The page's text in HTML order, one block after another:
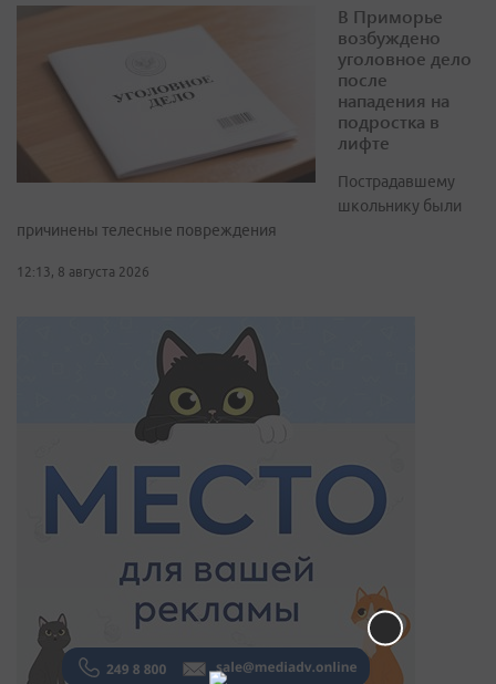
В Приморье
возбуждено
уголовное дело
после
нападения на
подростка в
лифте
Пострадавшему
школьнику были
причинены телесные повреждения
12:13, 8 августа 2026